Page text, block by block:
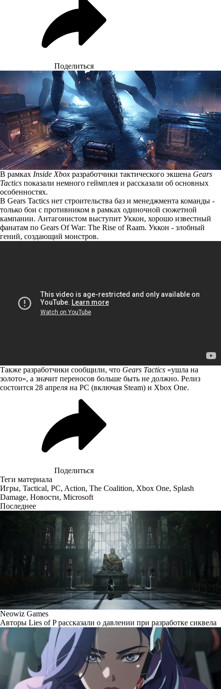
Поделиться
В рамках Inside Xbox разработчики тактического экшена Gears
Tactics показали немного геймплея и рассказали об основных
особенностях.
В Gears Tactics нет строительства баз и менеджмента команды -
только бои с противником в рамках одиночной сюжетной
кампании. Антагонистом выступит Уккон, хорошо известный
фанатам по Gears Of War: The Rise of Raam. Уккон - злобный
гений, создающий монстров.
Также разработчики сообщили, что Gears Tactics «ушла на
золото», а значит переносов больше быть не должно. Релиз
состоится 28 апреля на PC (включая Steam) и Xbox One.
Поделиться
Теги материала
Игры, Tactical, PC, Action, The Coalition, Xbox One, Splash
Damage, Новости, Microsoft
Последнее
Neowiz Games
Авторы Lies of P рассказали о давлении при разработке сиквела